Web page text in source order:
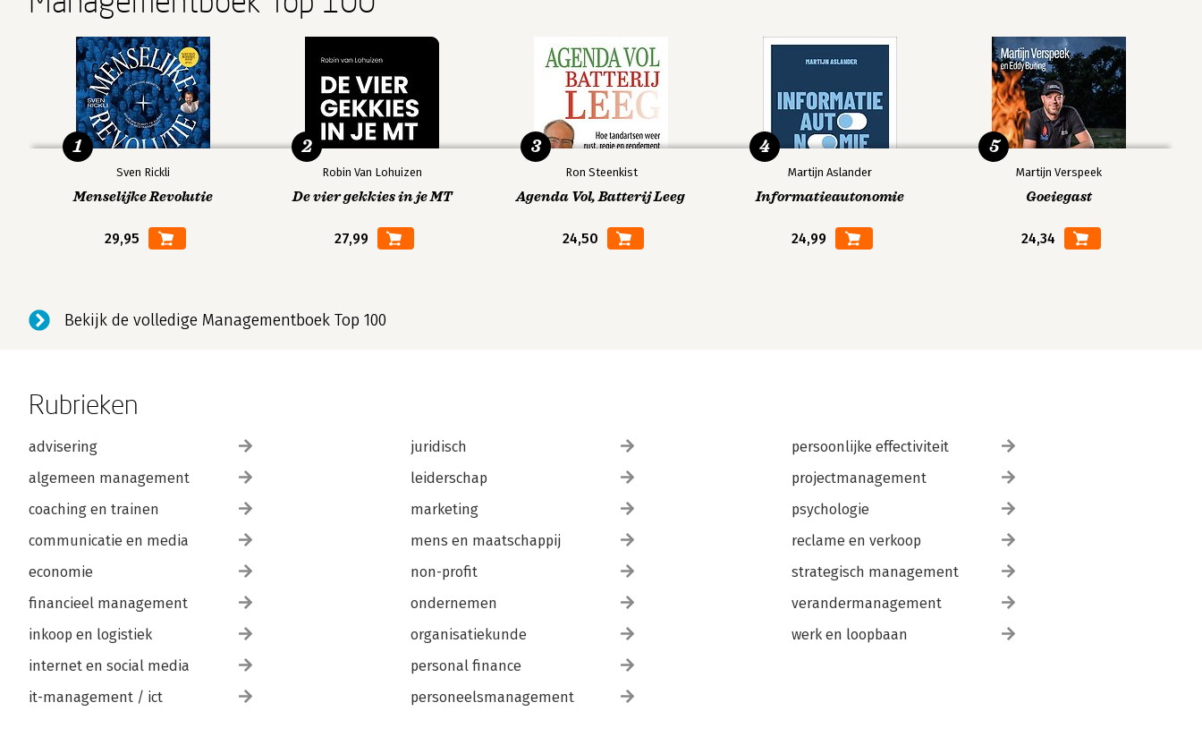
Sven Rickli
Menselijke Revolutie
29,95
1
Robin Van Lohuizen
De vier gekkies in je MT
27,99
2
Ron Steenkist
Agenda Vol, Batterij Leeg
24,50
3
Martijn Aslander
Informatieautonomie
24,99
4
Martijn Verspeek
Goeiegast
24,34
5
Bekijk de volledige Managementboek Top 100
Rubrieken
advisering
algemeen management
coaching en trainen
communicatie en media
economie
financieel management
inkoop en logistiek
internet en social media
it-management / ict
juridisch
leiderschap
marketing
mens en maatschappij
non-profit
ondernemen
organisatiekunde
personal finance
personeelsmanagement
persoonlijke effectiviteit
projectmanagement
psychologie
reclame en verkoop
strategisch management
verandermanagement
werk en loopbaan